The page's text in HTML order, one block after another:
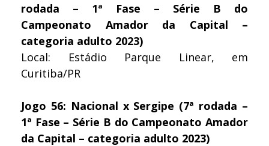
rodada – 1ª Fase – Série B do
Campeonato Amador da Capital –
categoria adulto 2023)
Local: Estádio Parque Linear, em
Curitiba/PR
Jogo 56: Nacional x Sergipe (7ª rodada –
1ª Fase – Série B do Campeonato Amador
da Capital – categoria adulto 2023)